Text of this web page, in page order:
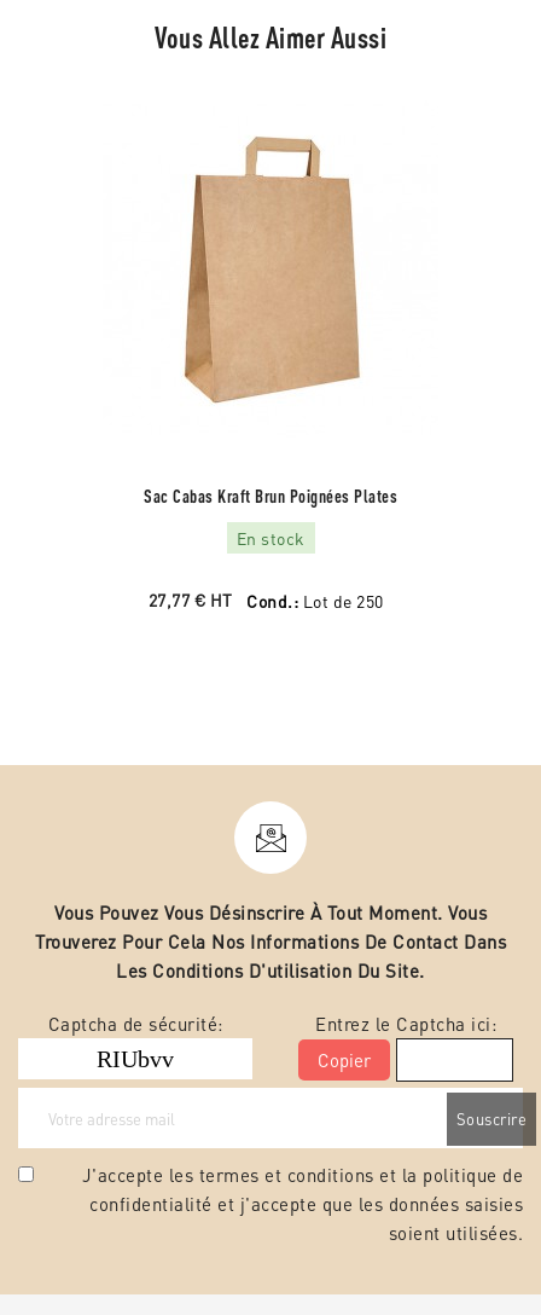
Vous Allez Aimer Aussi
Sac Cabas Kraft Brun Poignées Plates
En stock
27,77 € HT Cond.: Lot de 250
Vous Pouvez Vous Désinscrire À Tout Moment. Vous
Trouverez Pour Cela Nos Informations De Contact Dans
Les Conditions D'utilisation Du Site.
Captcha de sécurité:
Entrez le Captcha ici:
Copier
J'accepte les termes et conditions et la politique de
confidentialité et j'accepte que les données saisies
soient utilisées.